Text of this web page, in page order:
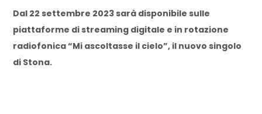
Dal 22 settembre 2023 sarà disponibile sulle
piattaforme di streaming digitale e in rotazione
radiofonica “Mi ascoltasse il cielo”, il nuovo singolo
di Stona.